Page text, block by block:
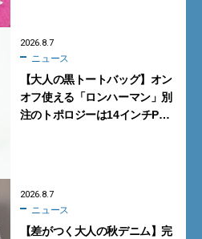
2026.8.7
ニュース
【大人の黒トートバッグ】オン
オフ使える「ロンハーマン」別
注のトポロジーは14インチPC
2026.8.7
ニュース
【差がつく大人の秋デニム】完